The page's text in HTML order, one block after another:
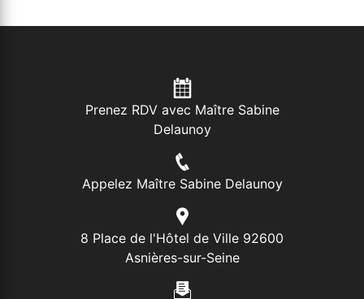
Prenez RDV avec Maître Sabine
Delaunoy
Appelez Maître Sabine Delaunoy
8 Place de l'Hôtel de Ville 92600
Asnières-sur-Seine